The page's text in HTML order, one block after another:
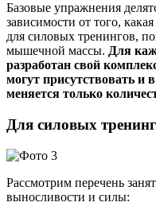
Базовые упражнения
зависимости от того,
для силовых тренингов,
мышечной массы. Для
разработан свой
могут присутствовать и
меняется только
Для силовых
Рассмотрим перечень
выносливости и силы: